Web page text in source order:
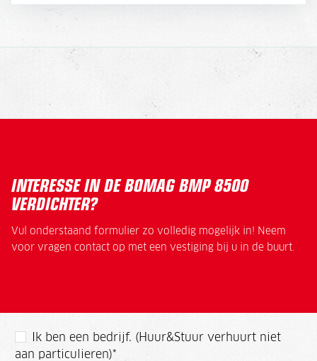
INTERESSE IN DE BOMAG BMP 8500
VERDICHTER?
Vul onderstaand formulier zo volledig mogelijk in! Neem
voor vragen contact op met een vestiging bij u in de buurt.
Ik ben een bedrijf. (Huur&Stuur verhuurt niet
aan particulieren)*